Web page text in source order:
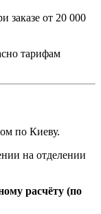
заказе от 20 000
тарифам
по Киеву.
на отделении
расчёту (по